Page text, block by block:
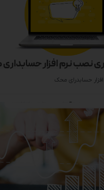
حسابدرای محک